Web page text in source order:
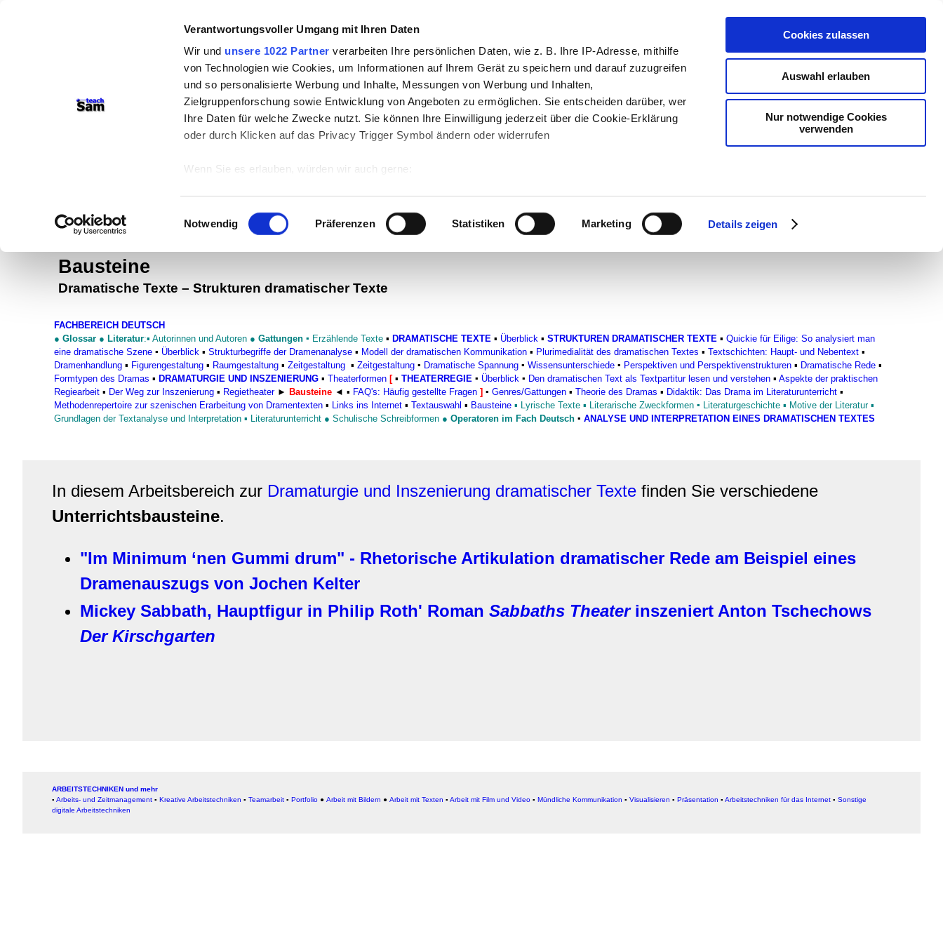
Verantwortungsvoller Umgang mit Ihren Daten
Wir und unsere 1022 Partner verarbeiten Ihre persönlichen Daten, wie z. B. Ihre IP-Adresse, mithilfe
von Technologien wie Cookies, um Informationen auf Ihrem Gerät zu speichern und darauf zuzugreifen
und so personalisierte Werbung und Inhalte, Messungen von Werbung und Inhalten,
Zielgruppenforschung sowie Entwicklung von Angeboten zu ermöglichen. Sie entscheiden darüber, wer
Ihre Daten für welche Zwecke nutzt. Sie können Ihre Einwilligung jederzeit über die Cookie-Erklärung
oder durch Klicken auf das Privacy Trigger Symbol ändern oder widerrufen
Wenn Sie es erlauben, würden wir auch gerne:
Ihr Gerät durch aktives Scannen nach bestimmten Merkmalen (Fingerprinting) identifizieren
Erfahren Sie mehr darüber, wie Ihre persönlichen Daten verarbeitet werden, und legen Sie Ihre
Präferenzen imAbschnitt Einzelheitenfest.
Wir verwenden Cookies, um Inhalte und Anzeigen zu personalisieren, Funktionen für soziale Medien
und Analysen weiter. Unsere Partner führen diese Informationen möglicherweise mit weiteren Daten
zusammen, die Sie ihnen bereitgestellt haben oder die sie im Rahmen Ihrer Nutzung der Dienste
gesammelt haben.
Einwilligungsauswahl
Notwendig Präferenzen Statistiken Marketing Details zeigen
Cookies zulassen
Auswahl erlauben
Nur notwendige Cookies
verwenden
teachSam- Arbeitsbereiche:
Bausteine
Dramatische Texte – Strukturen dramatischer Texte
FACHBEREICH DEUTSCH
● Glossar ● Literatur:▪ Autorinnen und Autoren ● Gattungen ▪ Erzählende Texte ▪ DRAMATISCHE TEXTE ▪ Überblick ▪ STRUKTUREN DRAMATISCHER TEXTE ▪ Quickie für Eilige: So analysiert man
eine dramatische Szene ▪ Überblick ▪ Strukturbegriffe der Dramenanalyse ▪ Modell der dramatischen Kommunikation ▪ Plurimedialität des dramatischen Textes ▪ Textschichten: Haupt- und Nebentext ▪
Dramenhandlung ▪ Figurengestaltung ▪ Raumgestaltung ▪ Zeitgestaltung ▪ Zeitgestaltung ▪ Dramatische Spannung ▪ Wissensunterschiede ▪ Perspektiven und Perspektivenstrukturen ▪ Dramatische Rede ▪
Formtypen des Dramas ▪ DRAMATURGIE UND INSZENIERUNG ▪ Theaterformen [ ▪ THEATERREGIE ▪ Überblick ▪ Den dramatischen Text als Textpartitur lesen und verstehen ▪ Aspekte der praktischen
Regiearbeit ▪ Der Weg zur Inszenierung ▪ Regietheater ► Bausteine ◄ ▪ FAQ's: Häufig gestellte Fragen ] ▪ Genres/Gattungen ▪ Theorie des Dramas ▪ Didaktik: Das Drama im Literaturunterricht ▪
Methodenrepertoire zur szenischen Erarbeitung von Dramentexten ▪ Links ins Internet ▪ Textauswahl ▪ Bausteine ▪ Lyrische Texte ▪ Literarische Zweckformen ▪ Literaturgeschichte ▪ Motive der Literatur▪
Grundlagen der Textanalyse und Interpretation ▪ Literaturunterricht ● Schulische Schreibformen ● Operatoren im Fach Deutsch ▪ ANALYSE UND INTERPRETATION EINES DRAMATISCHEN TEXTES
In diesem Arbeitsbereich zur Dramaturgie und Inszenierung dramatischer Texte finden Sie verschiedene
Unterrichtsbausteine.
"Im Minimum ‘nen Gummi drum" - Rhetorische Artikulation dramatischer Rede am Beispiel eines
Dramenauszugs von Jochen Kelter
Mickey Sabbath, Hauptfigur in Philip Roth' Roman Sabbaths Theaterinszeniert Anton Tschechows
Der Kirschgarten
ARBEITSTECHNIKEN und mehr
▪ Arbeits- und Zeitmanagement ▪ Kreative Arbeitstechniken ▪ Teamarbeit ▪ Portfolio ● Arbeit mit Bildern ● Arbeit mit Texten ▪ Arbeit mit Film und Video ▪ Mündliche Kommunikation ▪ Visualisieren ▪ Präsentation ▪ Arbeitstechniken für das Internet ▪ Sonstige
digitale Arbeitstechniken